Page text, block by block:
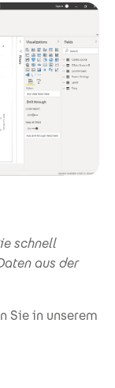
schnell
aus der
Sie in unserem